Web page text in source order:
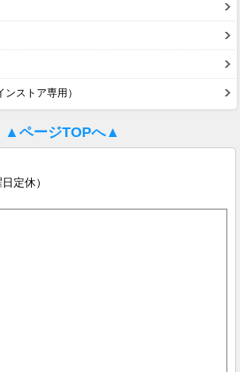
ストア専用）
▲ページTOPへ▲
定休）